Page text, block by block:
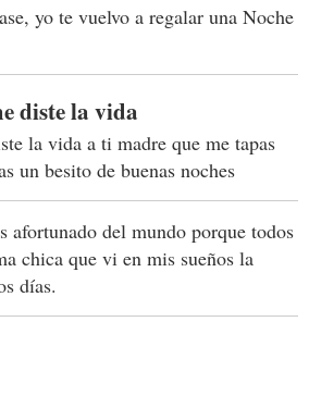
yo te vuelvo a regalar una Noche
diste la vida
la vida a ti madre que me tapas
un besito de buenas noches
afortunado del mundo porque todos
chica que vi en mis sueños la
días.